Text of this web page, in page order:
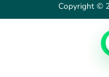
Copyright ©